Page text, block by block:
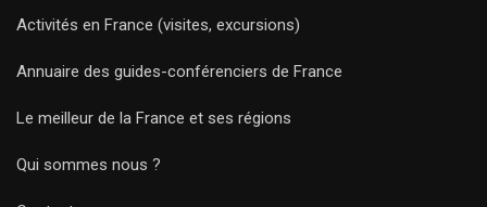
Activités en France (visites, excursions)
Annuaire des guides-conférenciers de France
Le meilleur de la France et ses régions
Qui sommes nous ?